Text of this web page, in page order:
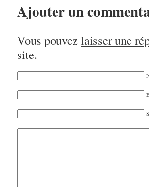
Ajouter un
Vous pouvez laisser une
site.